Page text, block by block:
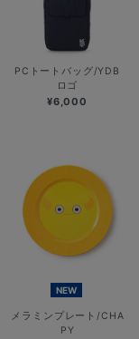
PCトートバッグ/YDB
ロゴ
¥6,000
NEW
メラミンプレート/CHA
PY